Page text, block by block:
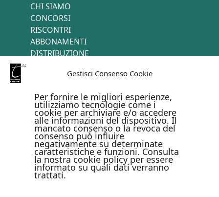
Gestisci Consenso Cookie
Per fornire le migliori esperienze,
utilizziamo tecnologie come i
cookie per archiviare e/o accedere
alle informazioni del dispositivo. Il
mancato consenso o la revoca del
consenso può influire
negativamente su determinate
caratteristiche e funzioni. Consulta
la nostra cookie policy per essere
informato su quali dati verranno
trattati.
CHI SIAMO
CONCORSI
RISCONTRI
ABBONAMENTI
DISTRIBUZIONE
PAGAMENTI ONLINE CON
Metodi di pagamento